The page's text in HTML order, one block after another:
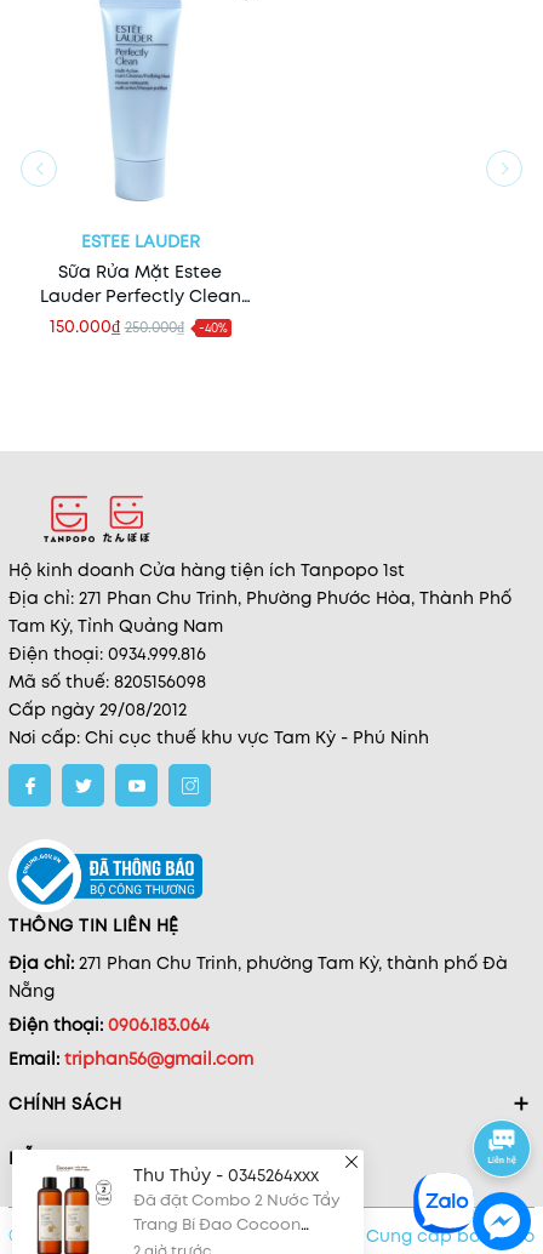
ESTEE LAUDER
Sữa Rửa Mặt Estee
Lauder Perfectly Clean
Cleanser 30ml
150.000₫ 250.000₫ -40%
Hộ kinh doanh Cửa hàng tiện ích Tanpopo 1st
Địa chỉ: 271 Phan Chu Trinh, Phường Phước Hòa, Thành Phố
Tam Kỳ, Tỉnh Quảng Nam
Điện thoại: 0934.999.816
Mã số thuế: 8205156098
Cấp ngày 29/08/2012
Nơi cấp: Chi cục thuế khu vực Tam Kỳ - Phú Ninh
THÔNG TIN LIÊN HỆ
Địa chỉ: 271 Phan Chu Trinh, phường Tam Kỳ, thành phố Đà
Nẵng
Điện thoại: 0906.183.064
Email: triphan56@gmail.com
CHÍNH SÁCH
HỖ TRỢ
© Bản quyền thuộc về Tanpopo Beauty Cung cấp bởi Sapo
Thu Thủy - 0345264xxx
Đã đặt Combo 2 Nước Tẩy
Trang Bí Đao Cocoon
Winter Melon Micellar
2 giờ trước